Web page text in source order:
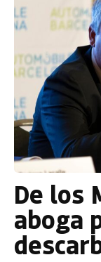
De los
aboga